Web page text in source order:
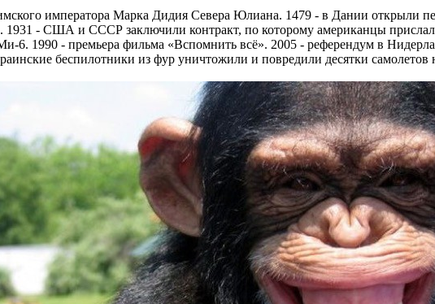
императора Марка Дидия Севера Юлиана. 1479 - в Дании открыли
- США и СССР заключили контракт, по которому американцы
6. 1990 - премьера фильма «Вспомнить всё». 2005 - референдум в
беспилотники из фур уничтожили и повредили десятки